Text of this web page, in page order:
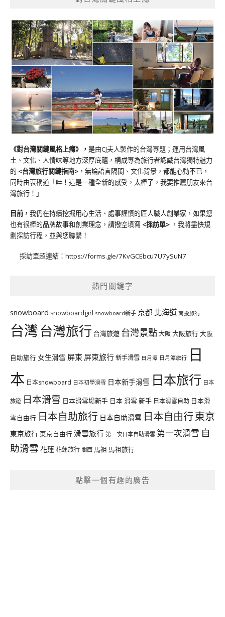
《對台灣關鍵風格上癮》 ， 是由CJ夫人製作的台灣專題；運用台灣風
土、文化、人情味等地方深厚底蘊，構成專為旅行者認識台灣獨特魅力
的 <台灣旅行關鍵指南> ，無論語言隔閡、文化背景，都能心動不已，
同時由衷稱道「哇！這是一種全新的感受，太棒了，我要推薦朋友來台
灣旅行！」
目前， 我仍在持續挖掘用心生活、處事謹慎的匠人職人創業家，如果您
也有很棒的品牌故事和創業理念，請撥空填寫 <採訪單> ，我將盡快規
劃採訪行程，並與您聯繫！
採訪單超連結： https://forms.gle/7KvGCEbcu7U7ySuN7
熱門關鍵字
snowboard snowboardgirl snowboard新手 京都 北海道 南投旅行
台灣台灣旅行 台灣旅遊 台灣景點大阪大阪旅行大阪
自助旅行 女生滑雪 屏東 屏東旅行新手滑雪 日月潭 日月潭旅行 日
本 日本snowboard 日本初學滑雪 日本新手滑雪 日本旅行 日本
旅遊 日本滑雪 日本滑雪場新手 日本 滑雪 新手 日本滑雪自助 日本滑
雪自由行 日本自助旅行 日本自助滑雪 日本自由行東京
東京旅行 東京自由行 滑雪旅行 第一次日本自助滑雪 第一次滑雪 自
助滑雪 花蓮花蓮旅行 關西 馬祖 馬祖旅行
點擊一個有趣的廣告